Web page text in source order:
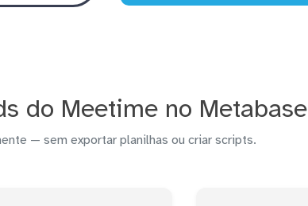
do Meetime no Metabase
— sem exportar planilhas ou criar scripts.